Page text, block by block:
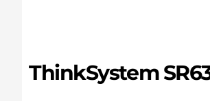
ThinkSystem